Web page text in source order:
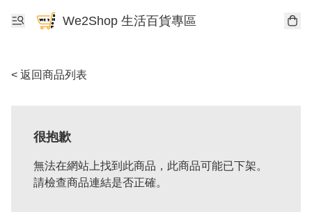
We2Shop 生活百貨專區
< 返回商品列表
很抱歉
無法在網站上找到此商品，此商品可能已下架。
請檢查商品連結是否正確。